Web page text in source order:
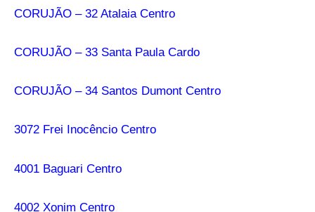
CORUJÃO – 32 Atalaia Centro
CORUJÃO – 33 Santa Paula Cardo
CORUJÃO – 34 Santos Dumont Centro
3072 Frei Inocêncio Centro
4001 Baguari Centro
4002 Xonim Centro